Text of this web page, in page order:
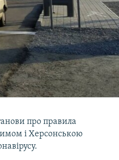
про правила
і Херсонською